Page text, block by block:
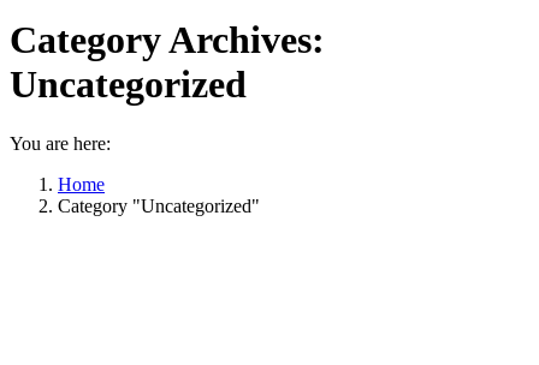
Category Archives:
Uncategorized
You are here:
Home
Category "Uncategorized"